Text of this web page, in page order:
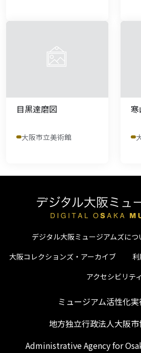
目黒達磨図
大阪市立美術館
寒
デジタル大阪ミュージアムズにつ
大阪コレクションズ・アーカイブ
アクセシビリティ
ミュージアム活性化
地方独立行政法人大阪
Administrative Agency for